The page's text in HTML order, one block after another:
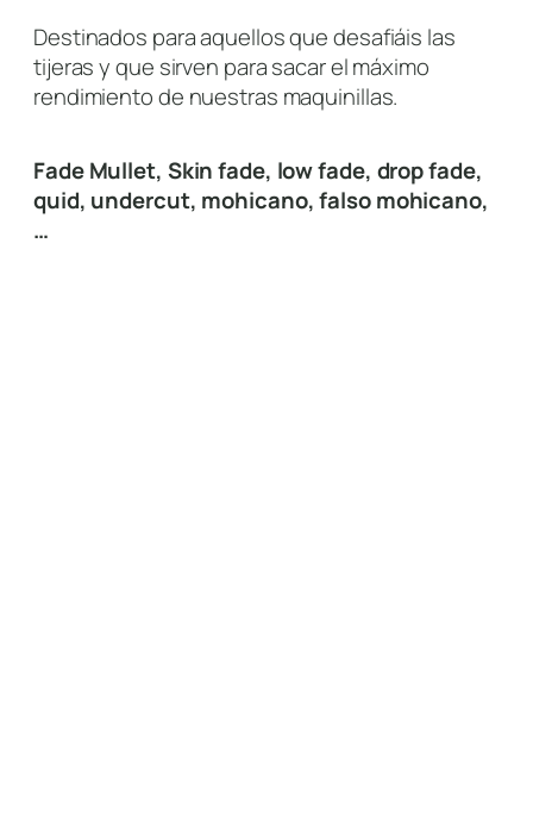
Destinados para aquellos que desafiáis las
tijeras y que sirven para sacar el máximo
rendimiento de nuestras maquinillas.
Fade Mullet, Skin fade, low fade, drop fade,
quid, undercut, mohicano, falso mohicano,
…